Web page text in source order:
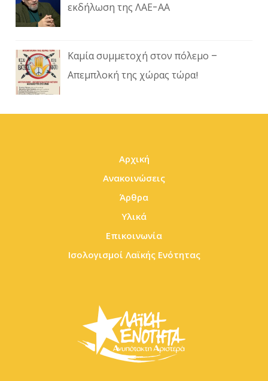
εκδήλωση της ΛΑΕ-ΑΑ
Καμία συμμετοχή στον πόλεμο –
Απεμπλοκή της χώρας τώρα!
Αρχική
Ανακοινώσεις
Άρθρα
Υλικά
Επικοινωνία
Ισολογισμοί Λαϊκής Ενότητας